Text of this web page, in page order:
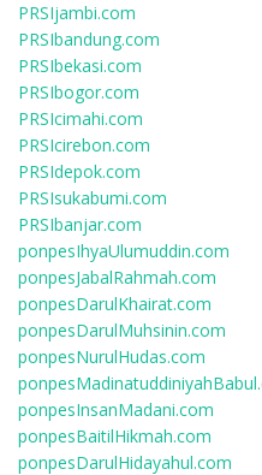
PRSIjambi.com
PRSIbandung.com
PRSIbekasi.com
PRSIbogor.com
PRSIcimahi.com
PRSIcirebon.com
PRSIdepok.com
PRSIsukabumi.com
PRSIbanjar.com
ponpesIhyaUlumuddin.com
ponpesJabalRahmah.com
ponpesDarulKhairat.com
ponpesDarulMuhsinin.com
ponpesNurulHudas.com
ponpesInsanMadani.com
ponpesBaitilHikmah.com
ponpesDarulHidayahul.com